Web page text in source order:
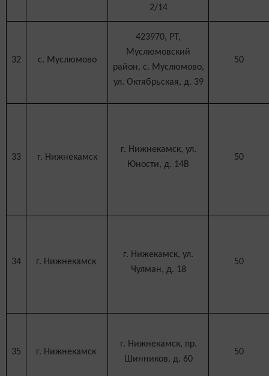
2/14
32 с. Муслюмово
423970, РТ,
Муслюмовский
район, с. Муслюмово,
ул. Октябрьская, д. 39
50
33 г. Нижнекамск
г. Нижнекамск, ул.
Юности, д. 14В
50
34 г. Нижнекамск
г. Нижекамск, ул.
Чулман, д. 18
50
35 г. Нижнекамск
г. Нижнекамск, пр.
Шинников, д. 60
50